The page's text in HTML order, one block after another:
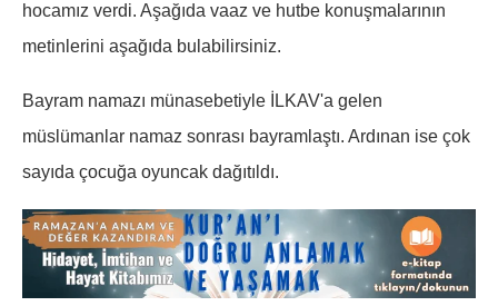
hocamız verdi. Aşağıda vaaz ve hutbe konuşmalarının
metinlerini aşağıda bulabilirsiniz.
Bayram namazı münasebetiyle İLKAV'a gelen
müslümanlar namaz sonrası bayramlaştı. Ardınan ise çok
sayıda çocuğa oyuncak dağıtıldı.